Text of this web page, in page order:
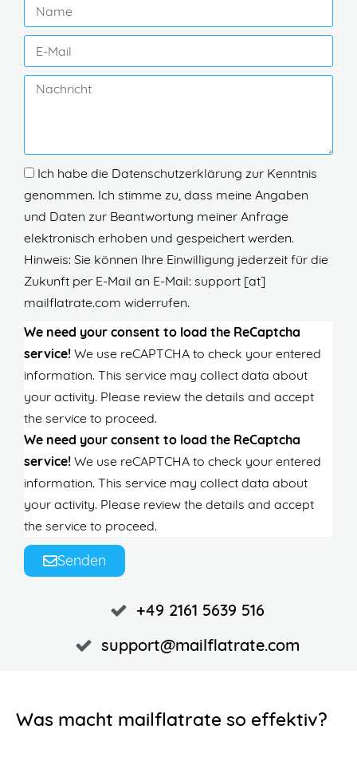
Ich habe die Datenschutzerklärung zur Kenntnis
genommen. Ich stimme zu, dass meine Angaben
und Daten zur Beantwortung meiner Anfrage
elektronisch erhoben und gespeichert werden.
Hinweis: Sie können Ihre Einwilligung jederzeit für die
Zukunft per E-Mail an E-Mail: support [at]
mailflatrate.com widerrufen.
We need your consent to load the ReCaptcha
service! We use reCAPTCHA to check your entered
information. This service may collect data about
your activity. Please review the details and accept
the service to proceed.
We need your consent to load the ReCaptcha
service! We use reCAPTCHA to check your entered
information. This service may collect data about
your activity. Please review the details and accept
the service to proceed.
Senden
+49 2161 5639 516
support@mailflatrate.com
Was macht mailflatrate so effektiv?